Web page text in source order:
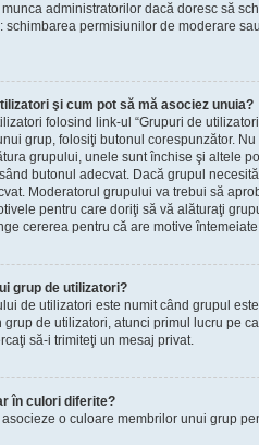
administratorilor dacă doresc să
schimbarea permisiunilor de moderare
şi cum pot să mă asociez unuia?
folosind link-ul “Grupuri de
grup, folosiţi butonul corespunzător.
grupului, unele sunt închise şi altele
butonul adecvat. Dacă grupul
Moderatorul grupului va trebui să
pentru care doriţi să vă alăturaţi
cererea pentru că are motive
grup de utilizatori?
de utilizatori este numit când grupul
de utilizatori, atunci primul lucru pe
să-i trimiteţi un mesaj privat.
în culori diferite?
o culoare membrilor unui grup